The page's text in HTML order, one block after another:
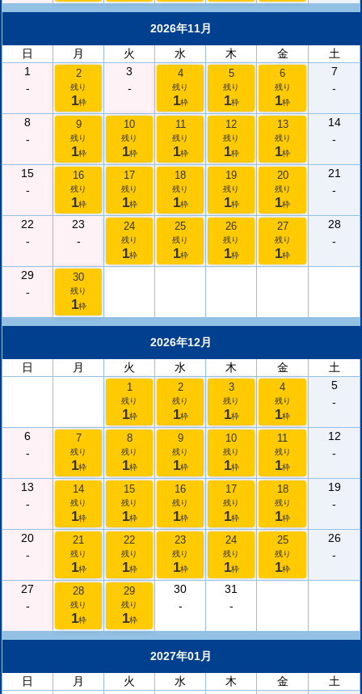
2026年11月
日
月 火 水 木 金
土
1
-
2
残り
1枠
3
-
4
残り
1枠
5
残り
1枠
6
残り
1枠
7
-
8
-
9
残り
1枠
10
残り
1枠
11
残り
1枠
12
残り
1枠
13
残り
1枠
14
-
15
-
16
残り
1枠
17
残り
1枠
18
残り
1枠
19
残り
1枠
20
残り
1枠
21
-
22
-
23
-
24
残り
1枠
25
残り
1枠
26
残り
1枠
27
残り
1枠
28
-
29
-
30
残り
1枠
2026年12月
日
月 火 水 木 金 土
1
残り
1枠
2
残り
1枠
3
残り
1枠
4
残り
1枠
5
-
6
-
7
残り
1枠
8
残り
1枠
9
残り
1枠
10
残り
1枠
11
残り
1枠
12
-
13
-
14
残り
1枠
15
残り
1枠
16
残り
1枠
17
残り
1枠
18
残り
1枠
19
-
20
-
21
残り
1枠
22
残り
1枠
23
残り
1枠
24
残り
1枠
25
残り
1枠
26
-
27
-
28
残り
1枠
29
残り
1枠
30
-
31
-
2027年01月
日
月 火 水 木 金
土